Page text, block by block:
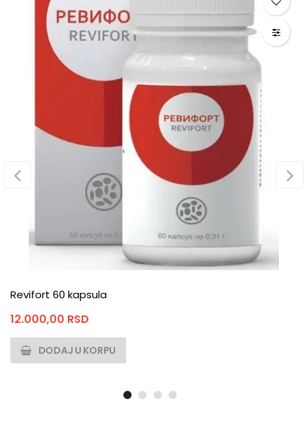
Revifort 60 kapsula
12.000,00 RSD
DODAJ U KORPU